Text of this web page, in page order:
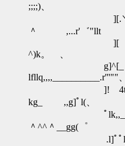
;;;;)、
][.＼
＾ ,...r'゛"llt
^)k。 、
g]^[_
]! 4t。 __f＾
kg_ ,,g]ﾟl(、
ﾟlk,,_ ＾ﾟ-
＾^^＾__gg(゜
.l]ﾟﾟ